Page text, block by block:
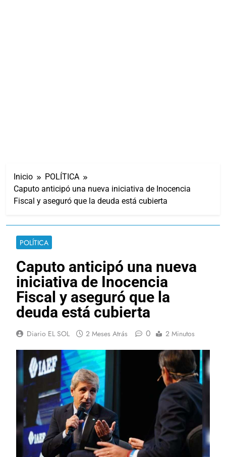
Inicio
POLÍTICA
Caputo anticipó una nueva iniciativa de Inocencia
Fiscal y aseguró que la deuda está cubierta
POLÍTICA
Caputo anticipó una nueva
iniciativa de Inocencia
Fiscal y aseguró que la
deuda está cubierta
Diario EL SOL 2 Meses Atrás 0 2 Minutos